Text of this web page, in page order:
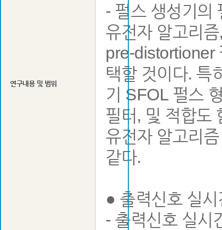
연구내용 및 범위
- 펄스 생성기의
유전자 알고리
pre-distortioner
택할 것이다. 특
기 SFOL 펄스
필터, 및 적합도
유전자 알고리
같다.
● 출력신호 실
- 출력신호 실시